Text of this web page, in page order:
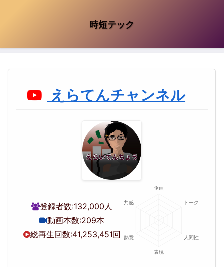
時短テック
えらてんチャンネル
登録者数:132,000人
動画本数:209本
総再生回数:41,253,451回